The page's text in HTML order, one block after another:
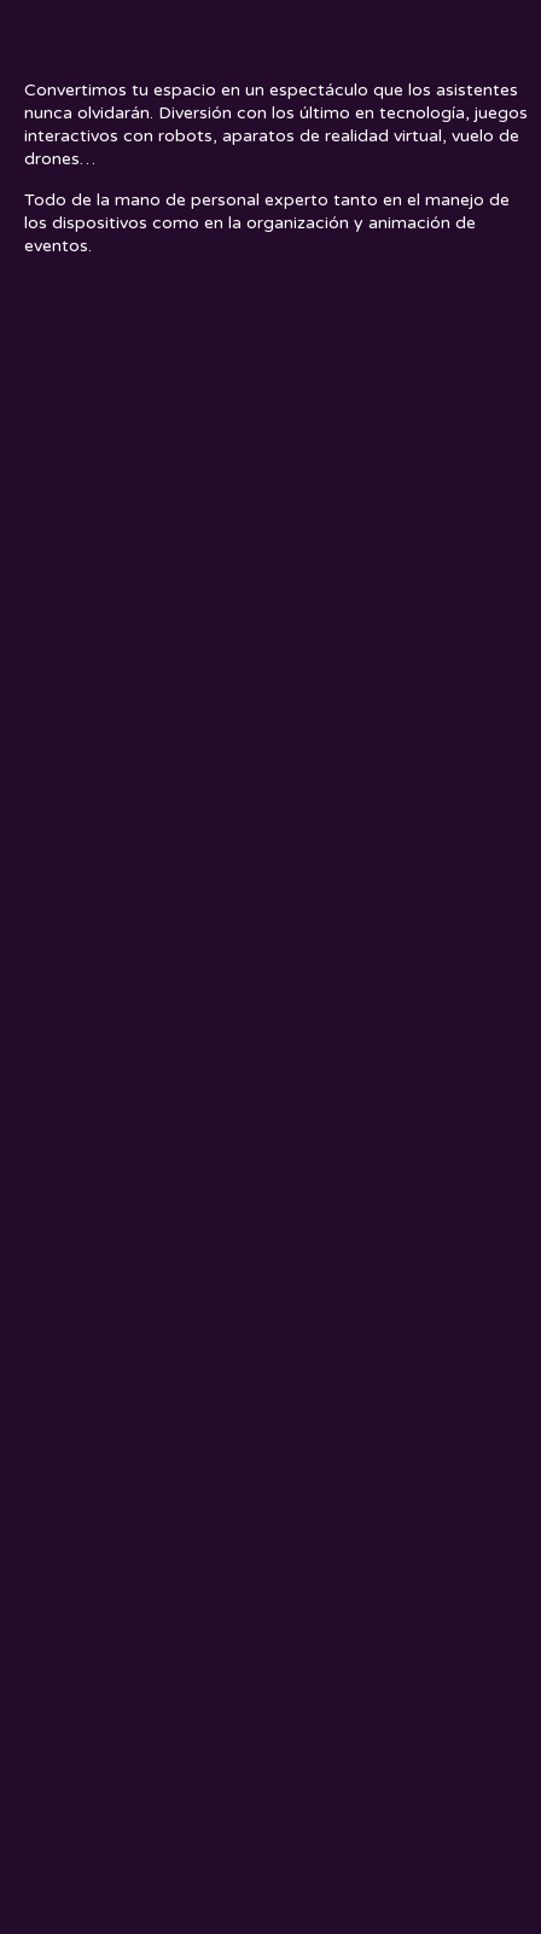
Convertimos tu espacio en un espectáculo que los asistentes
nunca olvidarán. Diversión con los último en tecnología, juegos
interactivos con robots, aparatos de realidad virtual, vuelo de
drones…
Todo de la mano de personal experto tanto en el manejo de
los dispositivos como en la organización y animación de
eventos.